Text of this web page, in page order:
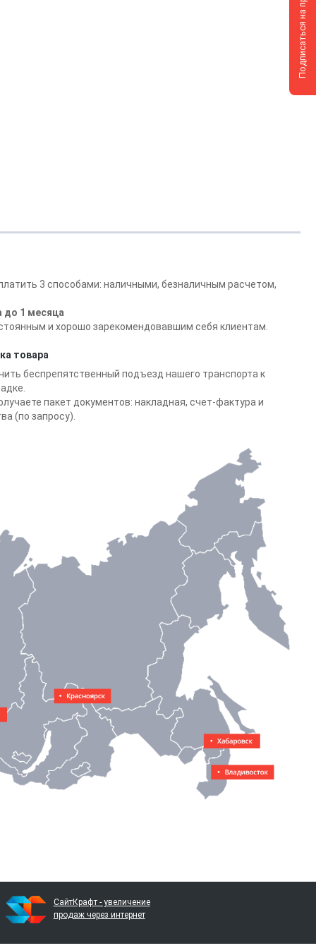
3 способами: наличными, безналичным расчетом,
до 1 месяца
и хорошо зарекомендовавшим себя клиентам.
товара
беспрепятственный подъезд нашего транспорта к
пакет документов: накладная, счет-фактура и
(по запросу).
СайтКрафт - увеличение
продаж через интернет